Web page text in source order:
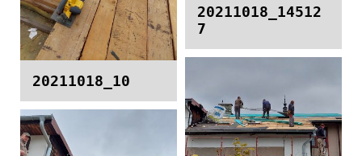
20211018_10
20211018_14512
7